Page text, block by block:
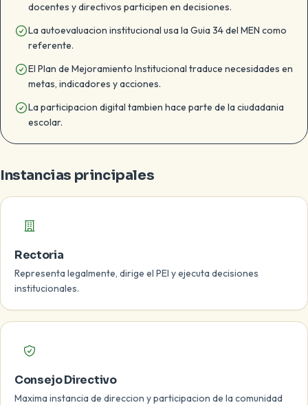
docentes y directivos participen en decisiones.
La autoevaluacion institucional usa la Guia 34 del MEN como
referente.
El Plan de Mejoramiento Institucional traduce necesidades en
metas, indicadores y acciones.
La participacion digital tambien hace parte de la ciudadania
escolar.
Instancias principales
Rectoria
Representa legalmente, dirige el PEI y ejecuta decisiones
institucionales.
Consejo Directivo
Maxima instancia de direccion y participacion de la comunidad